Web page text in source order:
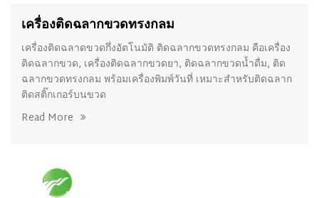
เครื่องติดฉลากขวดทรงกลม
เครื่องติดฉลาดขวดกึ่งอัตโนมัติ ติดฉลากขวดทรงกลม คือเครื่อง
ติดฉลากขวด, เครื่องติดฉลากขวดยา, ติดฉลากขวดน้ำดื่ม, ติด
ฉลากขวดทรงกลม พร้อมเครื่องพิมพ์วันที่ เหมาะสำหรับติดฉลาก
ติดสติ๊กเกอร์บนขวด
Read More